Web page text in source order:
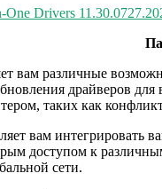
Drivers
вам различные
драйверов
таких как
вам
доступом к
сети.